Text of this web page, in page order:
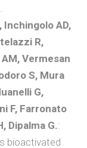
Inchingolo AD,
R,
Vermesan
S, Mura
G,
F, Farronato
Dipalma G.:
bioactivated